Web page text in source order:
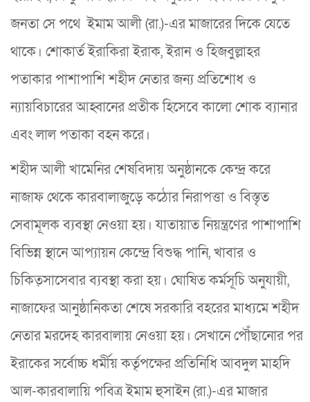
জনতা সে পথে ইমাম আলী (রা.)-এর মাজারের দিকে যেতে
থাকে। শোকার্ত ইরাকিরা ইরাক, ইরান ও হিজবুল্লাহর
পতাকার পাশাপাশি শহীদ নেতার জন্য প্রতিশোধ ও
ন্যায়বিচারের আহ্বানের প্রতীক হিসেবে কালো শোক ব্যানার
এবং লাল পতাকা বহন করে।
শহীদ আলী খামেনির শেষবিদায় অনুষ্ঠানকে কেন্দ্র করে
নাজাফ থেকে কারবালাজুড়ে কঠোর নিরাপত্তা ও বিস্তৃত
সেবামূলক ব্যবস্থা নেওয়া হয়। যাতায়াত নিয়ন্ত্রণের পাশাপাশি
বিভিন্ন স্থানে আপ্যায়ন কেন্দ্রে বিশুদ্ধ পানি, খাবার ও
চিকিত্সাসেবার ব্যবস্থা করা হয়। ঘোষিত কর্মসূচি অনুযায়ী,
নাজাফের আনুষ্ঠানিকতা শেষে সরকারি বহরের মাধ্যমে শহীদ
নেতার মরদেহ কারবালায় নেওয়া হয়। সেখানে পৌঁছানোর পর
ইরাকের সর্বোচ্চ ধর্মীয় কর্তৃপক্ষের প্রতিনিধি আবদুল মাহদি
আল-কারবালায়ি পবিত্র ইমাম হুসাইন (রা.)-এর মাজার